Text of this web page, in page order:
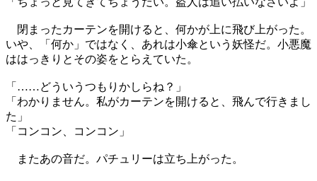
閉まったカーテンを開けると、何かが上に飛び上がった。
いや、「何か」ではなく、あれは小傘という妖怪だ。小悪魔
ははっきりとその姿をとらえていた。
「……どういうつもりかしらね？」
「わかりません。私がカーテンを開けると、飛んで行きまし
た」
「コンコン、コンコン」
またあの音だ。パチュリーは立ち上がった。